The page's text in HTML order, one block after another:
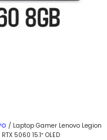
/ Laptop Gamer Lenovo Legion
5060 15.1″ OLED